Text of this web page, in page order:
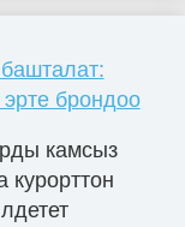
брондоо
камсыз
курорттон